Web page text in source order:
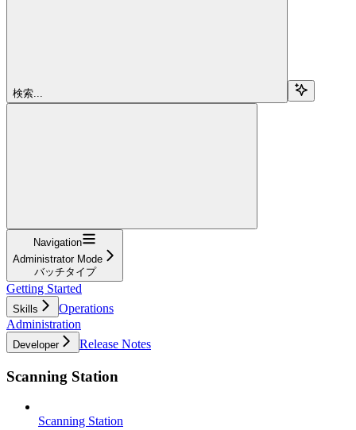
検索...
Navigation
Administrator Mode
バッチタイプ
Getting Started
Skills
Operations
Administration
Developer Release Notes
Scanning Station
Scanning Station